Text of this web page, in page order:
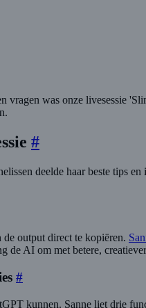
vragen was onze livesessie
#
deelde haar beste tips
output direct te kopiëren.
de AI om met betere,
#
kunnen. Sanne liet drie